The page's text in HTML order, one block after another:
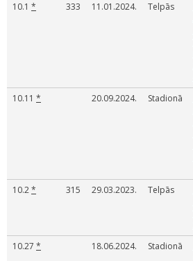
10.1 * 333 11.01.2024. Telpās
10.11 * 20.09.2024. Stadionā
10.2* 315 29.03.2023. Telpās
10.27 * 18.06.2024. Stadionā